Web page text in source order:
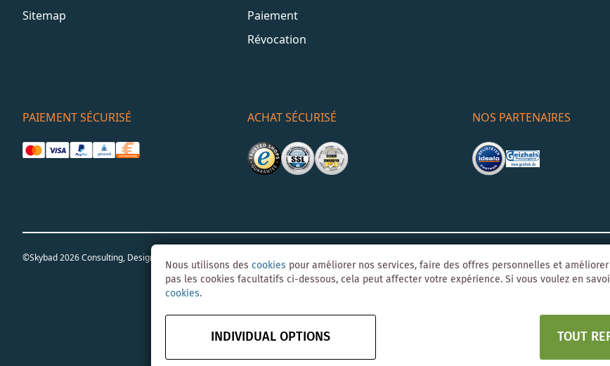
Sitemap
Paiement
Révocation
PAIEMENT SÉCURISÉ ACHAT SÉCURISÉ NOS PARTENAIRES
©Skybad 2026 Consulting, Design und Programmierung durch die Magento-Agentur Mentions
Nous utilisons descookies pour améliorer nos services, faire des offres personnelles et
pas les cookies facultatifs ci-dessous, cela peut affecter votre expérience. Si vous voulez en
cookies.
INDIVIDUAL OPTIONS TOUT